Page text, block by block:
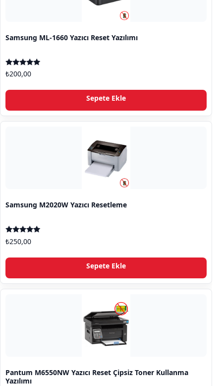
Samsung ML-1660 Yazıcı Reset Yazılımı
5 üzerinden
5.00
₺200,00
Sepete Ekle
Samsung M2020W Yazıcı Resetleme
5 üzerinden
5.00
₺250,00
Sepete Ekle
Pantum M6550NW Yazıcı Reset Çipsiz Toner Kullanma
Yazılımı